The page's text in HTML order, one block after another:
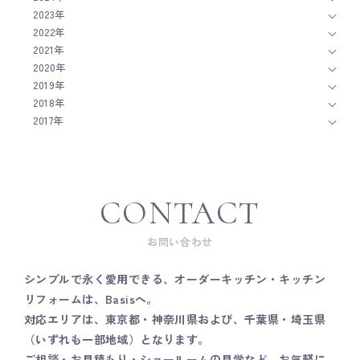
2023年
2022年
2021年
2020年
2019年
2018年
2017年
CONTACT
お問い合わせ
シンプルで永く愛用できる、オーダーキッチン・キッチン
リフォームは、Basisへ。
対応エリアは、東京都・神奈川県および、千葉県・埼玉県
（いずれも一部地域）となります。